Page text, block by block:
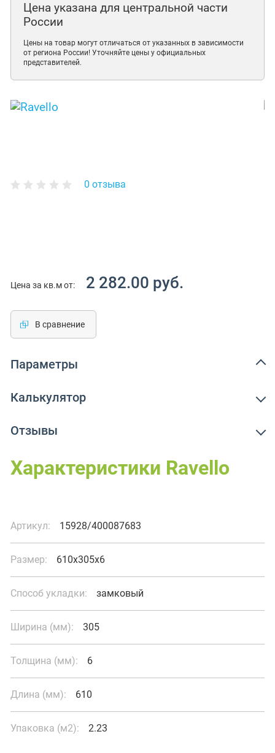
Цена указана для центральной части
России
Цены на товар могут отличаться от указанных в зависимости
от региона России! Уточняйте цены у официальных
представителей.
0 отзыва
Цена за кв.м от: 2 282.00 руб.
В сравнение
Параметры
Калькулятор
Отзывы
Характеристики Ravello
Артикул: 15928/400087683
Размер: 610x305x6
Способ укладки: замковый
Ширина (мм): 305
Толщина (мм): 6
Длина (мм): 610
Упаковка (м2): 2.23